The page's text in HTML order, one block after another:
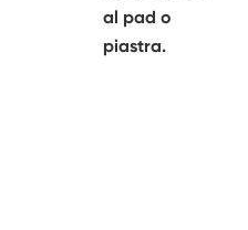
al pad o
piastra.